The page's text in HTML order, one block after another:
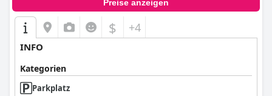
Preise anzeigen
$ +4
INFO
Kategorien
Parkplatz